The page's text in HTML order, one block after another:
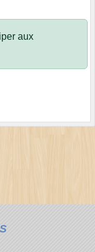
aux